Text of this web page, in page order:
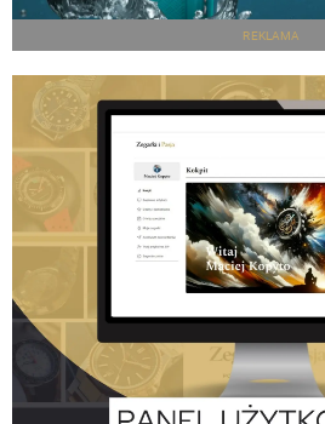
REKLAMA